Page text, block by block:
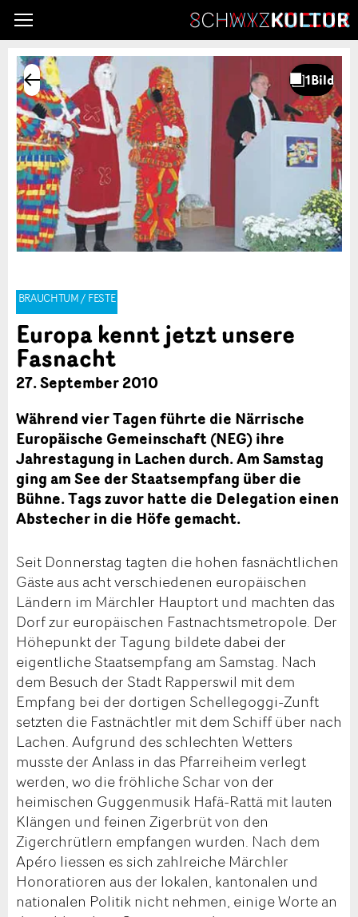
BRAUCHTUM / FESTE
Europa kennt jetzt unsere
Fasnacht
27. September 2010
Während vier Tagen führte die Närrische
Europäische Gemeinschaft (NEG) ihre
Jahrestagung in Lachen durch. Am Samstag
ging am See der Staatsempfang über die
Bühne. Tags zuvor hatte die Delegation einen
Abstecher in die Höfe gemacht.
Seit Donnerstag tagten die hohen fasnächtlichen
Gäste aus acht verschiedenen europäischen
Ländern im Märchler Hauptort und machten das
Dorf zur europäischen Fastnachtsmetropole. Der
Höhepunkt der Tagung bildete dabei der
eigentliche Staatsempfang am Samstag. Nach
dem Besuch der Stadt Rapperswil mit dem
Empfang bei der dortigen Schellegoggi-Zunft
setzten die Fastnächtler mit dem Schiff über nach
Lachen. Aufgrund des schlechten Wetters
musste der Anlass in das Pfarreiheim verlegt
werden, wo die fröhliche Schar von der
heimischen Guggenmusik Hafä-Rattä mit lauten
Klängen und feinen Zigerbrüt von den
Zigerchrütlern empfangen wurden. Nach dem
Apéro liessen es sich zahlreiche Märchler
Honoratioren aus der lokalen, kantonalen und
nationalen Politik nicht nehmen, einige Worte an